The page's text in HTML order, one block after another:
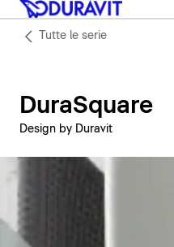
Tutte le serie
DuraSquare
Design by Duravit